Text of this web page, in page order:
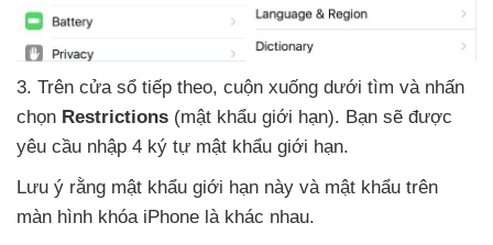
3. Trên cửa sổ tiếp theo, cuộn xuống dưới tìm và nhấn
chọn Restrictions (mật khẩu giới hạn). Bạn sẽ được
yêu cầu nhập 4 ký tự mật khẩu giới hạn.
Lưu ý rằng mật khẩu giới hạn này và mật khẩu trên
màn hình khóa iPhone là khác nhau.